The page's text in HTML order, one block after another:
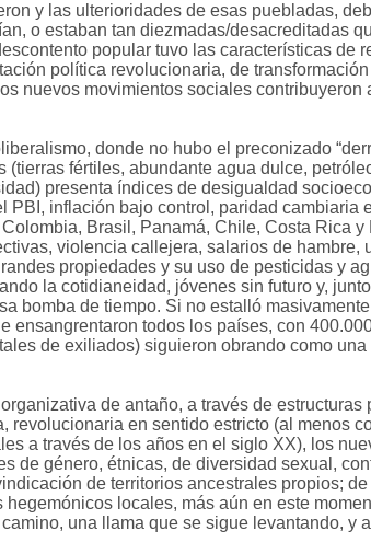
y las ulterioridades de esas puebladas,
o estaban tan diezmadas/desacreditadas
popular tuvo las características de
política revolucionaria, de
nuevos movimientos sociales contribuyeron
donde no hubo el preconizado
fértiles, abundante agua dulce,
presenta índices de desigualdad
inflación bajo control, paridad cambiaria
Brasil, Panamá, Chile, Costa Rica y
violencia callejera, salarios de hambre,
propiedades y su uso de pesticidas y
la cotidianeidad, jóvenes sin futuro y,
bomba de tiempo. Si no estalló
todos los países, con
de exiliados) siguieron obrando como una
de antaño, a través de estructuras
en sentido estricto (al menos
a través de los años en el siglo XX), los
de género, étnicas, de diversidad sexual,
de territorios ancestrales propios;
locales, más aún en este
una llama que se sigue levantando, y